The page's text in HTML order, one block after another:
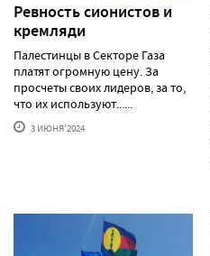
Ревность сионистов и
кремляди
Палестинцы в Секторе Газа
платят огромную цену. За
просчеты своих лидеров, за то,
что их используют......
3 ИЮНЯ'2024